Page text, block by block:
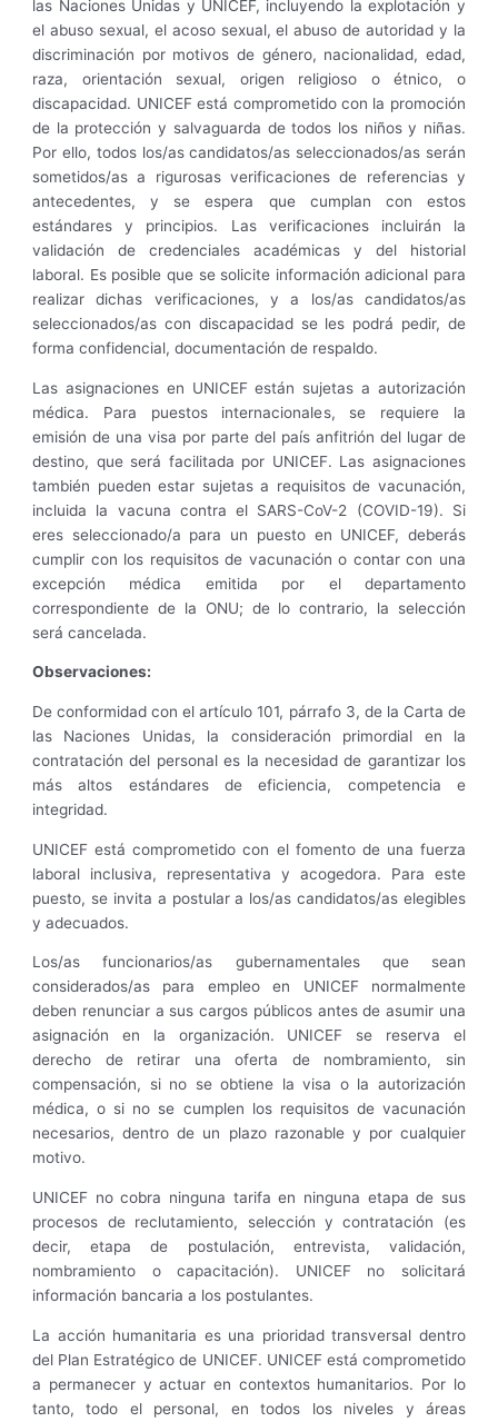
las Naciones Unidas y UNICEF, incluyendo la explotación y
el abuso sexual, el acoso sexual, el abuso de autoridad y la
discriminación por motivos de género, nacionalidad, edad,
raza, orientación sexual, origen religioso o étnico, o
discapacidad. UNICEF está comprometido con la promoción
de la protección y salvaguarda de todos los niños y niñas.
Por ello, todos los/as candidatos/as seleccionados/as serán
sometidos/as a rigurosas verificaciones de referencias y
antecedentes, y se espera que cumplan con estos
estándares y principios. Las verificaciones incluirán la
validación de credenciales académicas y del historial
laboral. Es posible que se solicite información adicional para
realizar dichas verificaciones, y a los/as candidatos/as
seleccionados/as con discapacidad se les podrá pedir, de
forma confidencial, documentación de respaldo.
Las asignaciones en UNICEF están sujetas a autorización
médica. Para puestos internacionales, se requiere la
emisión de una visa por parte del país anfitrión del lugar de
destino, que será facilitada por UNICEF. Las asignaciones
también pueden estar sujetas a requisitos de vacunación,
incluida la vacuna contra el SARS-CoV-2 (COVID-19). Si
eres seleccionado/a para un puesto en UNICEF, deberás
cumplir con los requisitos de vacunación o contar con una
excepción médica emitida por el departamento
correspondiente de la ONU; de lo contrario, la selección
será cancelada.
Observaciones:
De conformidad con el artículo 101, párrafo 3, de la Carta de
las Naciones Unidas, la consideración primordial en la
contratación del personal es la necesidad de garantizar los
más altos estándares de eficiencia, competencia e
integridad.
UNICEF está comprometido con el fomento de una fuerza
laboral inclusiva, representativa y acogedora. Para este
puesto, se invita a postular a los/as candidatos/as elegibles
y adecuados.
Los/as funcionarios/as gubernamentales que sean
considerados/as para empleo en UNICEF normalmente
deben renunciar a sus cargos públicos antes de asumir una
asignación en la organización. UNICEF se reserva el
derecho de retirar una oferta de nombramiento, sin
compensación, si no se obtiene la visa o la autorización
médica, o si no se cumplen los requisitos de vacunación
necesarios, dentro de un plazo razonable y por cualquier
motivo.
UNICEF no cobra ninguna tarifa en ninguna etapa de sus
procesos de reclutamiento, selección y contratación (es
decir, etapa de postulación, entrevista, validación,
nombramiento o capacitación). UNICEF no solicitará
información bancaria a los postulantes.
La acción humanitaria es una prioridad transversal dentro
del Plan Estratégico de UNICEF. UNICEF está comprometido
a permanecer y actuar en contextos humanitarios. Por lo
tanto, todo el personal, en todos los niveles y áreas